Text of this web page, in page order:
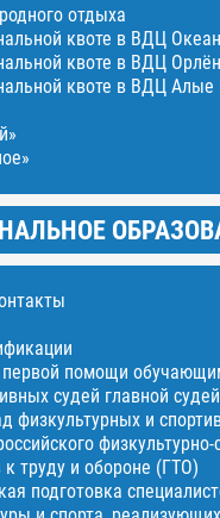
отдыха
квоте в ВДЦ Океан
квоте в ВДЦ
квоте в ВДЦ Алые
помощи
судей главной
физкультурных и
физкультурно-
к труду и обороне (ГТО)
подготовка